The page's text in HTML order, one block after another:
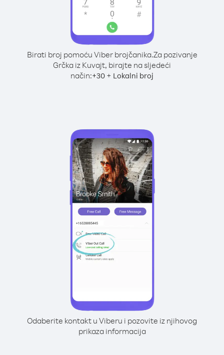
Birati broj pomoću Viber brojčanika.Za pozivanje
Grčka iz Kuvajt, birajte na sljedeći
način:+30 + Lokalni broj
Odaberite kontakt u Viberu i pozovite iz njihovog
prikaza informacija